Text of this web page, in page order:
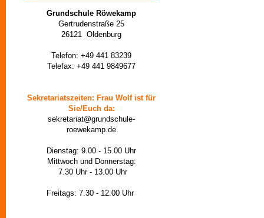
Grundschule Röwekamp
Gertrudenstraße 25
26121 Oldenburg
Telefon: +49 441 83239
Telefax: +49 441 9849677
Sekretariatszeiten: Frau Wolf ist für
Sie/Euch da:
sekretariat@grundschule-
roewekamp.de
Dienstag: 9.00 - 15.00 Uhr
Mittwoch und Donnerstag:
7.30 Uhr - 13.00 Uhr
Freitags: 7.30 - 12.00 Uhr